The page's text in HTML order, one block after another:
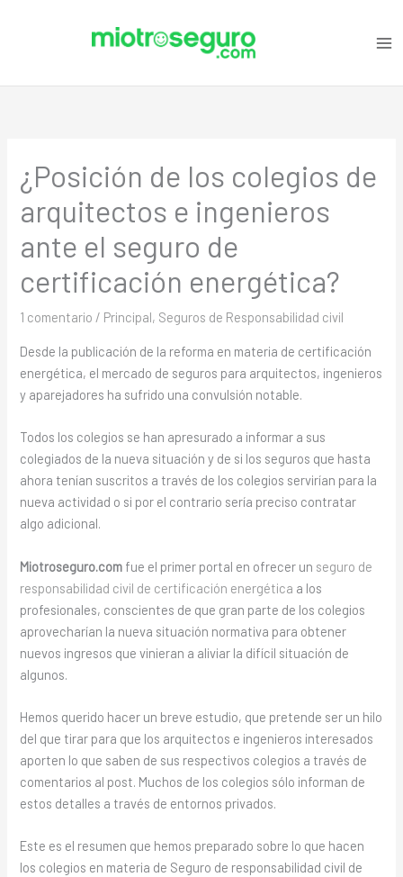
¿Posición de los colegios de
arquitectos e ingenieros
ante el seguro de
certificación energética?
1 comentario / Principal, Seguros de Responsabilidad civil
Desde la publicación de la reforma en materia de certificación
energética, el mercado de seguros para arquitectos, ingenieros
y aparejadores ha sufrido una convulsión notable.
Todos los colegios se han apresurado a informar a sus
colegiados de la nueva situación y de si los seguros que hasta
ahora tenían suscritos a través de los colegios servirían para la
nueva actividad o si por el contrario sería preciso contratar
algo adicional.
Miotroseguro.com fue el primer portal en ofrecer un seguro de
responsabilidad civil de certificación energética a los
profesionales, conscientes de que gran parte de los colegios
aprovecharían la nueva situación normativa para obtener
nuevos ingresos que vinieran a aliviar la difícil situación de
algunos.
Hemos querido hacer un breve estudio, que pretende ser un hilo
del que tirar para que los arquitectos e ingenieros interesados
aporten lo que saben de sus respectivos colegios a través de
comentarios al post. Muchos de los colegios sólo informan de
estos detalles a través de entornos privados.
Este es el resumen que hemos preparado sobre lo que hacen
los colegios en materia de Seguro de responsabilidad civil de
e
i
a
s